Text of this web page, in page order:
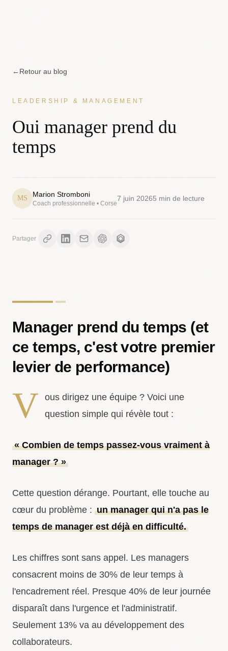
←Retour au blog
LEADERSHIP & MANAGEMENT
Oui manager prend du
temps
MS Marion Stromboni
Coach professionnelle • Corse
7 juin 20265 min de lecture
Partager
Manager prend du temps (et
ce temps, c'est votre premier
levier de performance)
V ous dirigez une équipe ? Voici une
question simple qui révèle tout :
« Combien de temps passez-vous vraiment à
manager ? »
Cette question dérange. Pourtant, elle touche au
cœur du problème : un manager qui n'a pas le
temps de manager est déjà en difficulté.
Les chiffres sont sans appel. Les managers
consacrent moins de 30% de leur temps à
l'encadrement réel. Presque 40% de leur journée
disparaît dans l'urgence et l'administratif.
Seulement 13% va au développement des
collaborateurs.